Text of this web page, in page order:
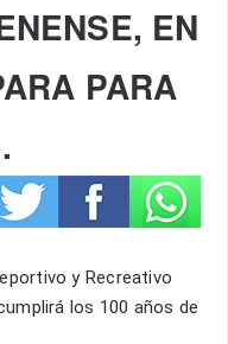
EN
PARA
y Recreativo
los 100 años de